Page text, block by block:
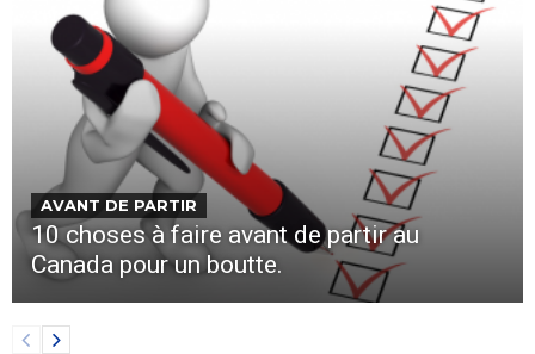
AVANT DE PARTIR
10 choses à faire avant de partir au
Canada pour un boutte.